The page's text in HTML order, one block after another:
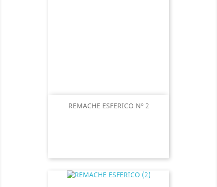
REMACHE ESFERICO Nº 2